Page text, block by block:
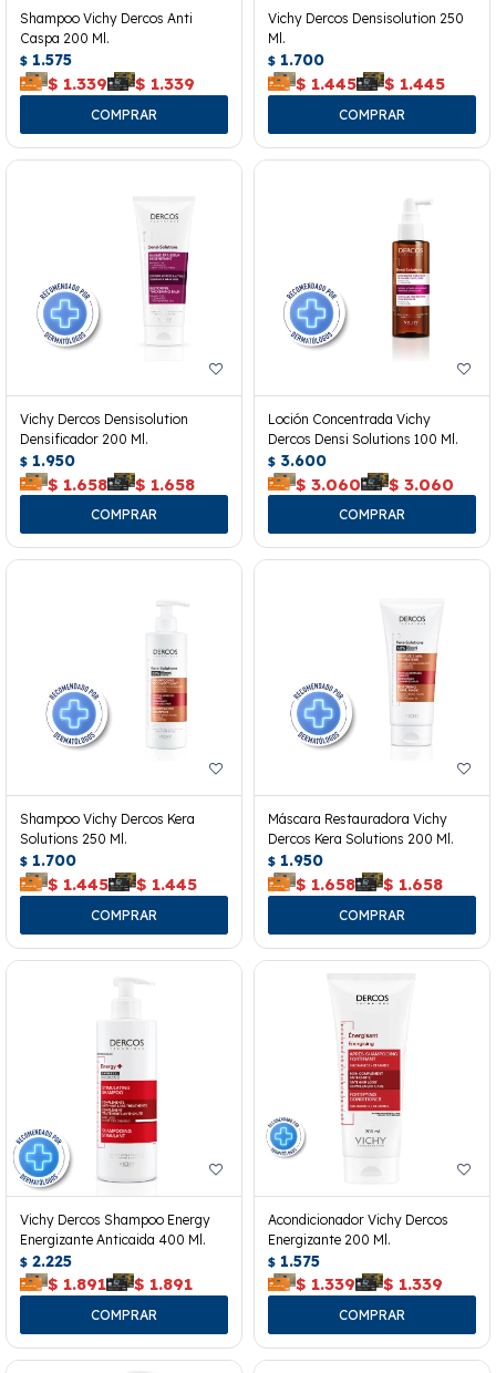
Shampoo Vichy Dercos Anti
Caspa 200 Ml.
$ 1.575
$ 1.339 $ 1.339
Vichy Dercos Densisolution 250
Ml.
$ 1.700
$ 1.445 $ 1.445
Vichy Dercos Densisolution
Densificador 200 Ml.
$ 1.950
$ 1.658 $ 1.658
Loción Concentrada Vichy
Dercos Densi Solutions 100 Ml.
$ 3.600
$ 3.060 $ 3.060
Shampoo Vichy Dercos Kera
Solutions 250 Ml.
$ 1.700
$ 1.445 $ 1.445
Máscara Restauradora Vichy
Dercos Kera Solutions 200 Ml.
$ 1.950
$ 1.658 $ 1.658
Vichy Dercos Shampoo Energy
Energizante Anticaida 400 Ml.
$ 2.225
$ 1.891 $ 1.891
Acondicionador Vichy Dercos
Energizante 200 Ml.
$ 1.575
$ 1.339 $ 1.339